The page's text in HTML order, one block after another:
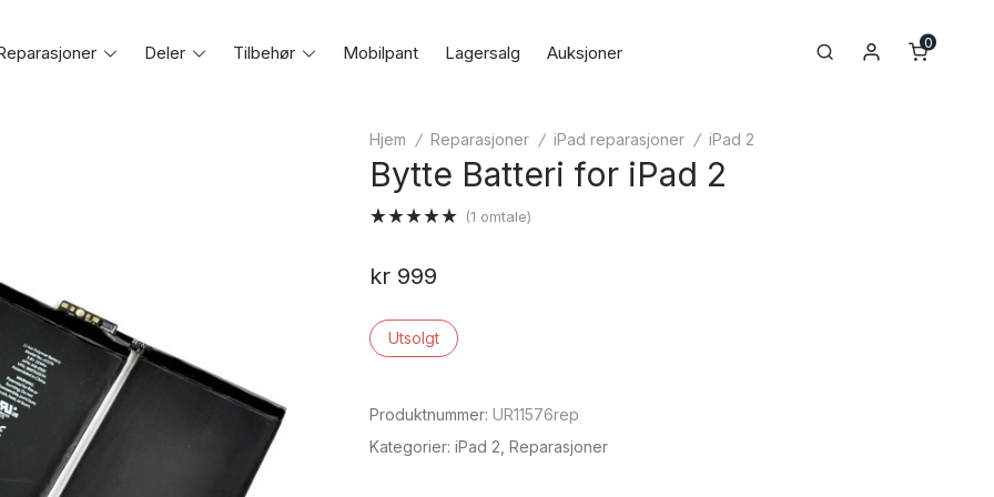
ToggleDeler
ToggleTilbehør
ToggleMobilpant Lagersalg Auksjoner Search Min konto
0
Hjem / Reparasjoner / iPad reparasjoner / iPad 2
Bytte Batteri for iPad 2
basert på
(1 omtale)
kr999
Utsolgt
Produktnummer: UR11576rep
Kategorier: iPad 2 Reparasjoner